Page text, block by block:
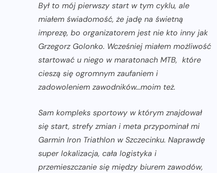
Był to mój pierwszy start w tym cyklu, ale
miałem świadomość, że jadę na świetną
imprezę, bo organizatorem jest nie kto inny jak
Grzegorz Golonko. Wcześniej miałem możliwość
startować u niego w maratonach MTB, które
cieszą się ogromnym zaufaniem i
zadowoleniem zawodników…moim też.
Sam kompleks sportowy w którym znajdował
się start, strefy zmian i meta przypominał mi
Garmin Iron Triathlon w Szczecinku. Naprawdę
super lokalizacja, cała logistyka i
przemieszczanie się między biurem zawodów,